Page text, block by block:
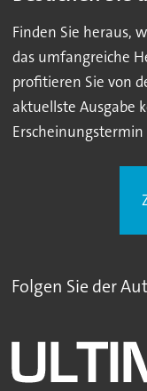
Finden Sie heraus,
das umfangreiche
profitieren Sie von
aktuellste Ausgabe
Erscheinungstermin
Folgen Sie der